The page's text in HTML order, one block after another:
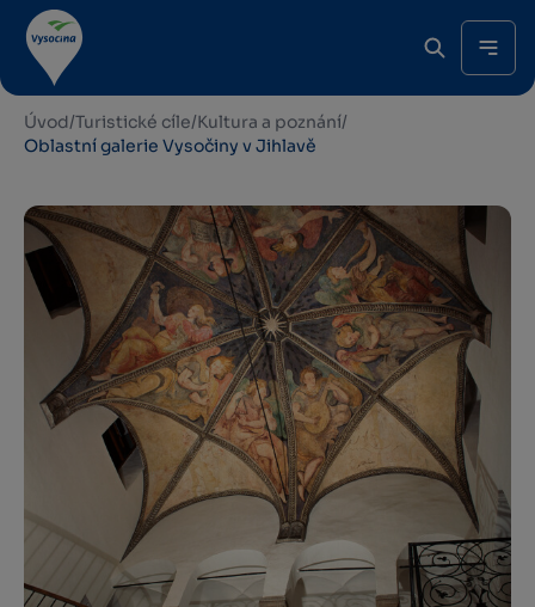
Úvod/Turistické cíle/Kultura a poznání/
Oblastní galerie Vysočiny v Jihlavě